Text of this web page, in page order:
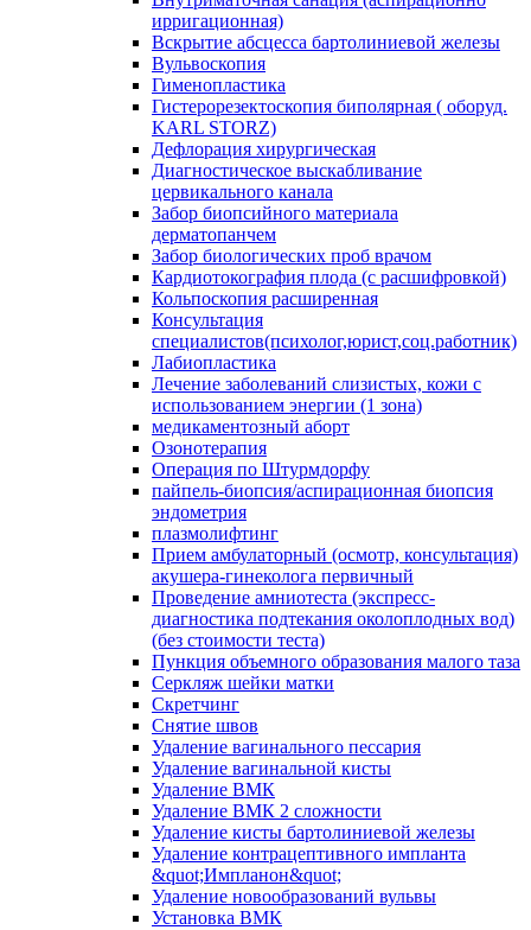
ирригационная)
Вскрытие абсцесса бартолиниевой железы
Вульвоскопия
Гименопластика
Гистерорезектоскопия биполярная ( оборуд.
KARL STORZ)
Дефлорация хирургическая
Диагностическое выскабливание
цервикального канала
Забор биопсийного материала
дерматопанчем
Забор биологических проб врачом
Кардиотокография плода (с расшифровкой)
Кольпоскопия расширенная
Консультация
специалистов(психолог,юрист,соц.работник)
Лабиопластика
Лечение заболеваний слизистых, кожи с
использованием энергии (1 зона)
медикаментозный аборт
Озонотерапия
Операция по Штурмдорфу
пайпель-биопсия/аспирационная биопсия
эндометрия
плазмолифтинг
Прием амбулаторный (осмотр, консультация)
акушера-гинеколога первичный
Проведение амниотеста (экспресс-
диагностика подтекания околоплодных вод)
(без стоимости теста)
Пункция объемного образования малого таза
Серкляж шейки матки
Скретчинг
Снятие швов
Удаление вагинального пессария
Удаление вагинальной кисты
Удаление ВМК
Удаление ВМК 2 сложности
Удаление кисты бартолиниевой железы
Удаление контрацептивного импланта
&quot;Импланон&quot;
Удаление новообразований вульвы
Установка ВМК